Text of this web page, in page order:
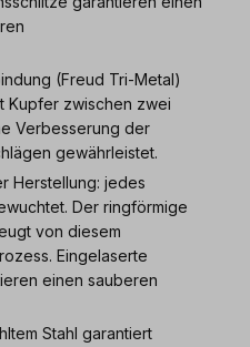
(Freud Tri-Metal)
Kupfer zwischen zwei
Verbesserung der
gewährleistet.
Herstellung: jedes
Der ringförmige
von diesem
Eingelaserte
einen sauberen
Stahl garantiert